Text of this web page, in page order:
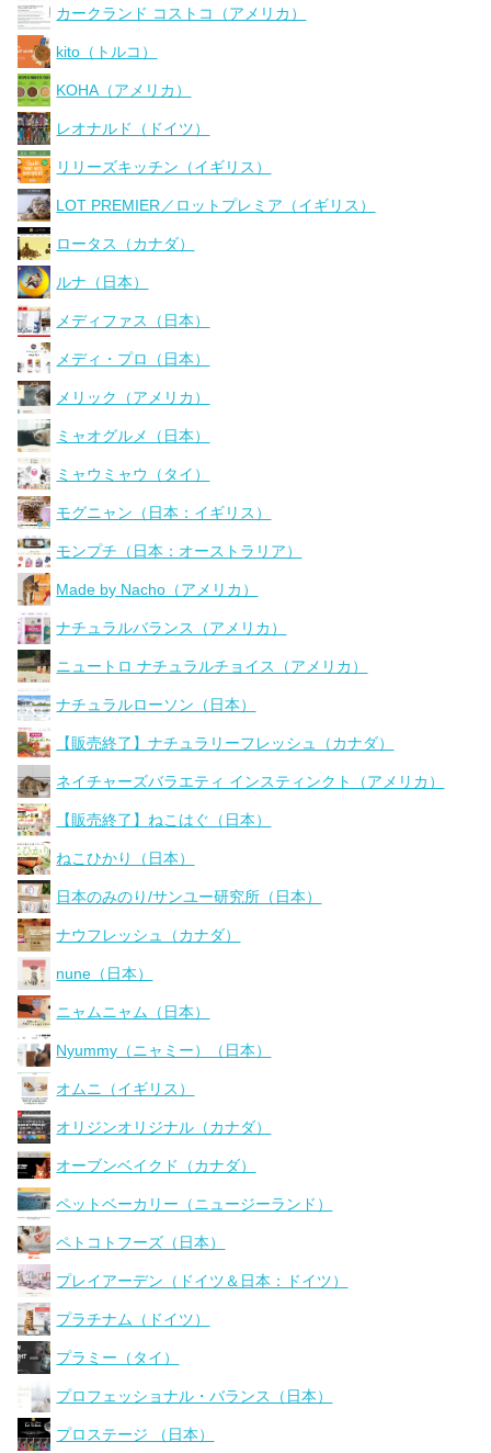
カークランド コストコ（アメリカ）
kito（トルコ）
KOHA（アメリカ）
レオナルド（ドイツ）
リリーズキッチン（イギリス）
LOT PREMIER／ロットプレミア（イギリス）
ロータス（カナダ）
ルナ（日本）
メディファス（日本）
メディ・プロ（日本）
メリック（アメリカ）
ミャオグルメ（日本）
ミャウミャウ（タイ）
モグニャン（日本：イギリス）
モンプチ（日本：オーストラリア）
Made by Nacho（アメリカ）
ナチュラルバランス（アメリカ）
ニュートロ ナチュラルチョイス（アメリカ）
ナチュラルローソン（日本）
【販売終了】ナチュラリーフレッシュ（カナダ）
ネイチャーズバラエティ インスティンクト（アメリカ）
【販売終了】ねこはぐ（日本）
ねこひかり（日本）
日本のみのり/サンユー研究所（日本）
ナウフレッシュ（カナダ）
nune（日本）
ニャムニャム（日本）
Nyummy（ニャミー）（日本）
オムニ（イギリス）
オリジンオリジナル（カナダ）
オーブンベイクド（カナダ）
ペットベーカリー（ニュージーランド）
ペトコトフーズ（日本）
プレイアーデン（ドイツ＆日本：ドイツ）
プラチナム（ドイツ）
プラミー（タイ）
プロフェッショナル・バランス（日本）
プロステージ （日本）